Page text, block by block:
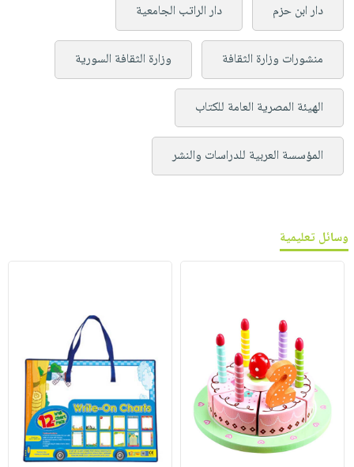
دار ابن حزم دار الراتب الجامعية
منشورات وزارة الثقافة وزارة الثقافة السورية
الهيئة المصرية العامة للكتاب
المؤسسة العربية للدراسات والنشر
وسائل تعليمية